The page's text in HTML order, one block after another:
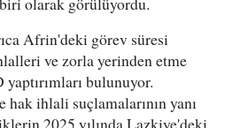
Afrin'deki görev süresi
ve zorla yerinden etme
bulunuyor.
ihlali suçlamalarının yanı
2025 yılında Lazkiye'deki